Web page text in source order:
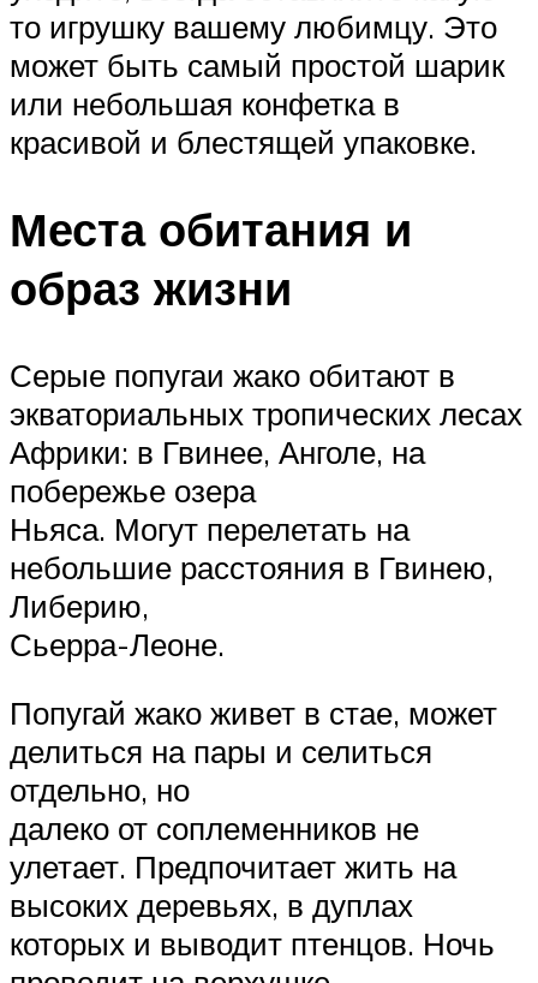
то игрушку вашему любимцу. Это
может быть самый простой шарик
или небольшая конфетка в
красивой и блестящей упаковке.
Места обитания и
образ жизни
Серые попугаи жако обитают в
экваториальных тропических лесах
Африки: в Гвинее, Анголе, на
побережье озера
Ньяса. Могут перелетать на
небольшие расстояния в Гвинею,
Либерию,
Сьерра-Леоне.
Попугай жако живет в стае, может
делиться на пары и селиться
отдельно, но
далеко от соплеменников не
улетает. Предпочитает жить на
высоких деревьях, в дуплах
которых и выводит птенцов. Ночь